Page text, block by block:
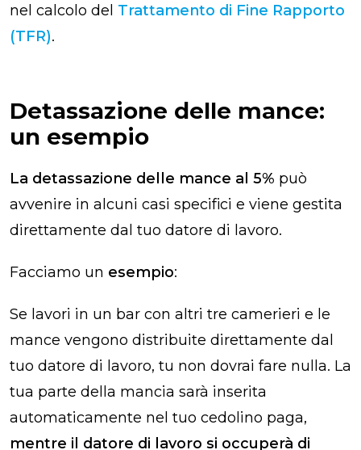
nel calcolo del Trattamento di Fine Rapporto
(TFR).
Detassazione delle mance:
un esempio
La detassazione delle mance al 5% può
avvenire in alcuni casi specifici e viene gestita
direttamente dal tuo datore di lavoro.
Facciamo un esempio:
Se lavori in un bar con altri tre camerieri e le
mance vengono distribuite direttamente dal
tuo datore di lavoro, tu non dovrai fare nulla. La
tua parte della mancia sarà inserita
automaticamente nel tuo cedolino paga,
mentre il datore di lavoro si occuperà di